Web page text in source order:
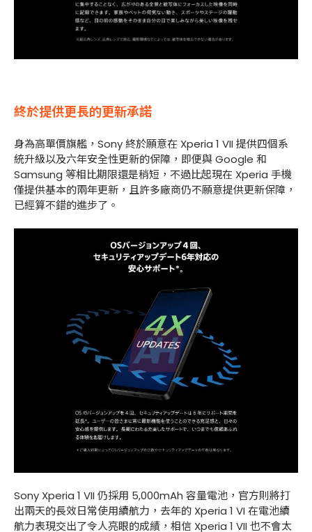
終於提供更長的更新承諾
身為高單價旗艦，Sony 終於願意在 Xperia 1 VII 提供四個系
統升級以及六年安全性更新的保障，即便與 Google 和
Samsung 等相比期限還是稍短，不過比起現在 Xperia 手機
僅提供基本的兩年更新，且許多廠商仍不願意提供更新保障，
已經算不錯的進步了。
Sony Xperia 1 VII 仍採用 5,000mAh 容量電池，官方則將打
出兩天的長效日常使用續航力，去年的 Xperia 1 VI 在電池續
航力表現交出了令人亮眼的成績，相信 Xperia 1 VII 也不會太